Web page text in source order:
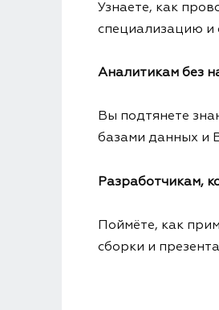
Узнаете, как
специализацию и
Аналитикам без
Вы подтянете
базами данных и
Разработчикам,
Поймёте, как
сборки и